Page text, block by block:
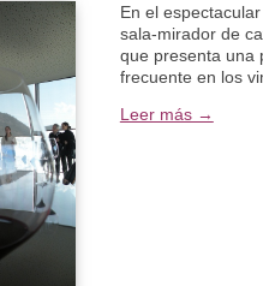
En el
sala-mirador de
que presenta una
frecuente en los
Leer más →